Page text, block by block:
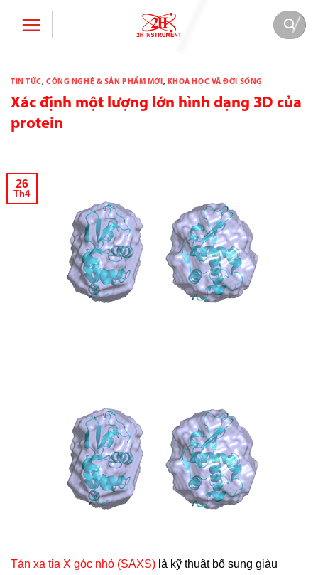
TIN TỨC,CÔNG NGHỆ & SẢN PHẨM MỚI , KHOA HỌC VÀ ĐỜI SỐNG
Xác định một lượng lớn hình dạng 3D của
protein
26
Th4
Tán xạ tia X góc nhỏ (SAXS) là kỹ thuật bổ sung giàu